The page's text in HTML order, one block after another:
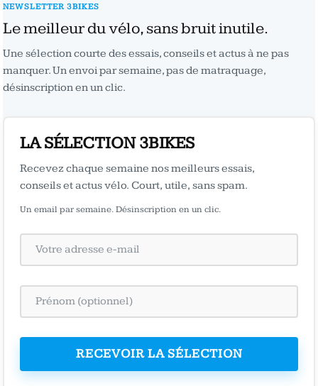
NEWSLETTER 3BIKES
Le meilleur du vélo, sans bruit inutile.
Une sélection courte des essais, conseils et actus à ne pas
manquer. Un envoi par semaine, pas de matraquage,
désinscription en un clic.
LA SÉLECTION 3BIKES
Recevez chaque semaine nos meilleurs essais,
conseils et actus vélo. Court, utile, sans spam.
Un email par semaine. Désinscription en un clic.
RECEVOIR LA SÉLECTION